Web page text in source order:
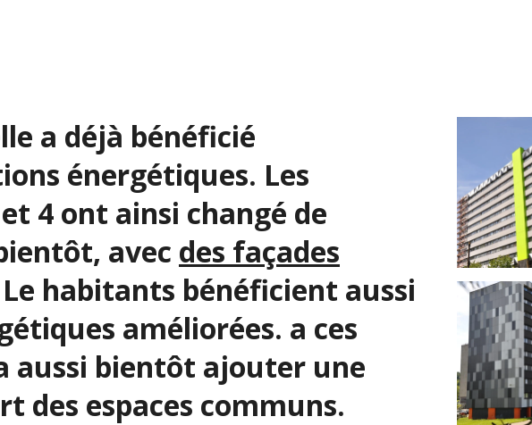
a déjà bénéficié
énergétiques. Les
4 ont ainsi changé de
avec des façades
habitants bénéficient aussi
améliorées. a ces
aussi bientôt ajouter une
des espaces communs.